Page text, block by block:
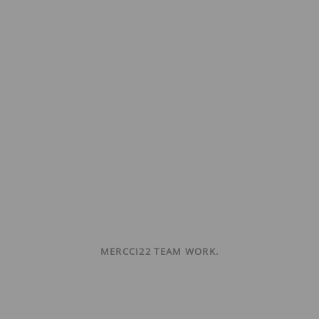
MERCCI22 TEAM WORK.